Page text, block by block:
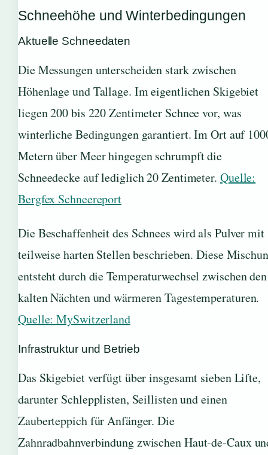
Schneehöhe und Winterbedingungen
Aktuelle Schneedaten
Die Messungen unterscheiden stark zwischen
Höhenlage und Tallage. Im eigentlichen Skigebiet
liegen 200 bis 220 Zentimeter Schnee vor, was
winterliche Bedingungen garantiert. Im Ort auf
Metern über Meer hingegen schrumpft die
Schneedecke auf lediglich 20 Zentimeter. Quelle:
Bergfex Schneereport
Die Beschaffenheit des Schnees wird als Pulver mit
teilweise harten Stellen beschrieben. Diese
entsteht durch die Temperaturwechsel zwischen den
kalten Nächten und wärmeren Tagestemperaturen.
Quelle: MySwitzerland
Infrastruktur und Betrieb
Das Skigebiet verfügt über insgesamt sieben Lifte,
darunter Schlepplisten, Seillisten und einen
Zauberteppich für Anfänger. Die
Zahnradbahnverbindung zwischen Haut-de-Caux